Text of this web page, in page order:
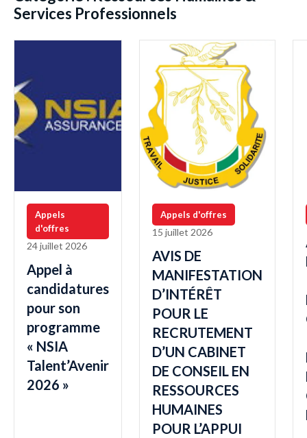
Services Professionnels
Appels
d'offres
24 juillet 2026
Appel à
candidatures
pour son
programme
« NSIA
Talent’Avenir
2026 »
Appels d'offres
15 juillet 2026
AVIS DE
MANIFESTATION
D’INTÉRÊT
POUR LE
RECRUTEMENT
D’UN CABINET
DE CONSEIL EN
RESSOURCES
HUMAINES
POUR L’APPUI